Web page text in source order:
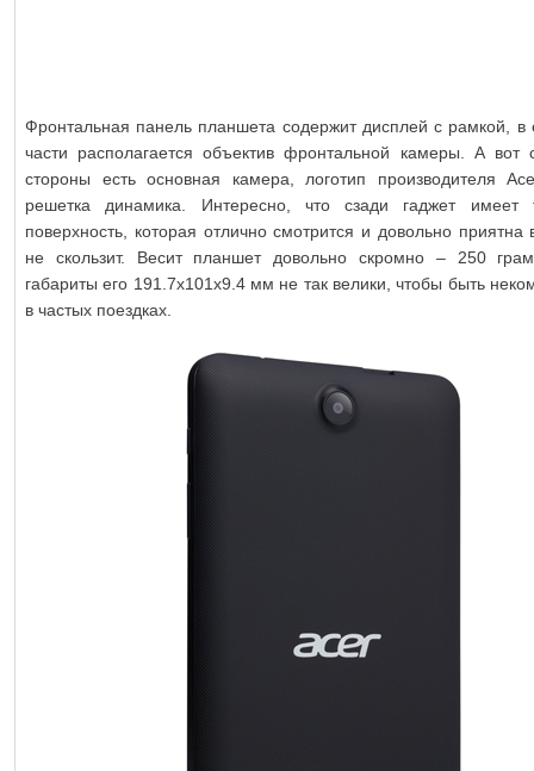
Фронтальная панель планшета содержит дисплей с рамкой, в
части располагается объектив фронтальной камеры. А вот
стороны есть основная камера, логотип производителя
решетка динамика. Интересно, что сзади гаджет имеет
поверхность, которая отлично смотрится и довольно приятна
не скользит. Весит планшет довольно скромно – 250
габариты его 191.7х101х9.4 мм не так велики, чтобы быть
в частых поездках.